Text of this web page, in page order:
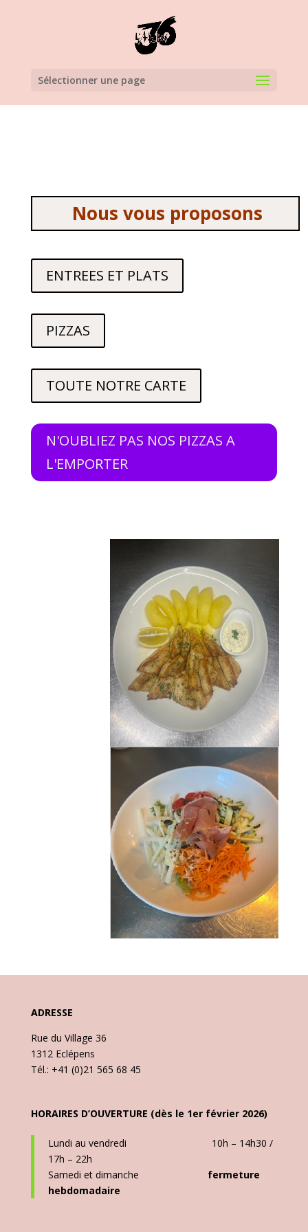
Sélectionner une page
Nous vous proposons
ENTREES ET PLATS
PIZZAS
TOUTE NOTRE CARTE
N'OUBLIEZ PAS NOS PIZZAS A
L'EMPORTER
ADRESSE
Rue du Village 36
1312 Eclépens
Tél.: +41 (0)21 565 68 45
HORAIRES D’OUVERTURE (dès le 1er février 2026)
Lundi au vendredi 10h – 14h30 /
17h – 22h
Samedi et dimanche fermeture
hebdomadaire